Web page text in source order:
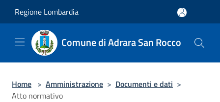
Regione Lombardia
Comune di Adrara San Rocco
Home > Amministrazione > Documenti e dati >
Atto normativo